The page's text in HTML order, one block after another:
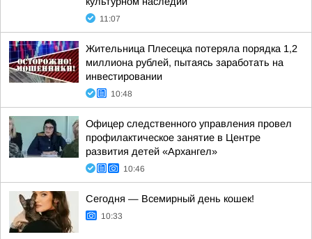
11:07
Жительница Плесецка потеряла порядка 1,2
миллиона рублей, пытаясь заработать на
инвестировании
10:48
Офицер следственного управления провел
профилактическое занятие в Центре
развития детей «Архангел»
10:46
Сегодня — Всемирный день кошек!
10:33